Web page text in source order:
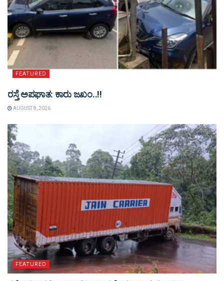
FEATURED
ರಸ್ತೆ ಅಪಘಾತ: ಕಾರು ಜಖಂ..!!
AUGUST 8, 2026
FEATURED